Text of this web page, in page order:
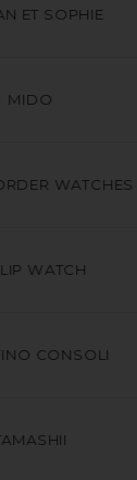
ET SOPHIE
MIDO
WATCHES
WATCH
CONSOLI